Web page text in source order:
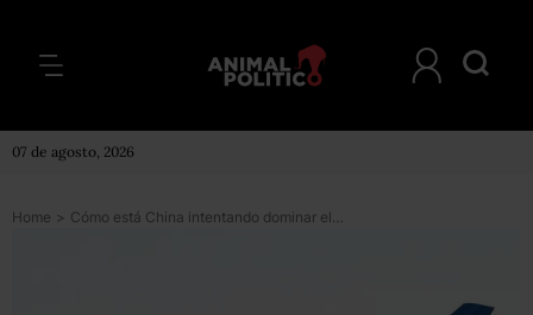
07 de agosto, 2026
Home > Cómo está China intentando dominar el mercado mundial de la aviación